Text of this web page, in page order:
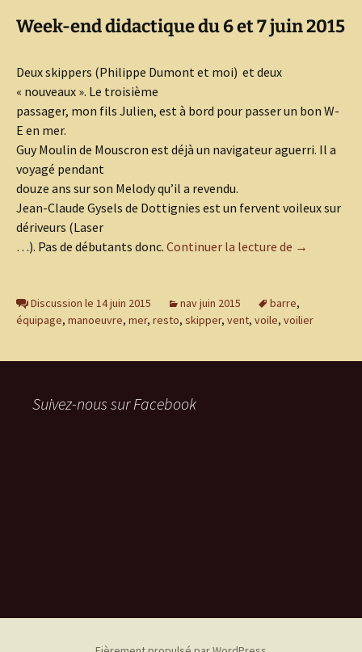
Week-end didactique du 6 et 7 juin 2015
Deux skippers (Philippe Dumont et moi) et deux
« nouveaux ». Le troisième
passager, mon fils Julien, est à bord pour passer un bon W-
E en mer.
Guy Moulin de Mouscron est déjà un navigateur aguerri. Il a
voyagé pendant
douze ans sur son Melody qu’il a revendu.
Jean-Claude Gysels de Dottignies est un fervent voileux sur
dériveurs (Laser
…). Pas de débutants donc. Continuer la lecture de Week-end
→
Discussion le 14 juin 2015 nav juin 2015 barre,
équipage, manoeuvre, mer, resto, skipper, vent, voile, voilier
Suivez-nous sur Facebook